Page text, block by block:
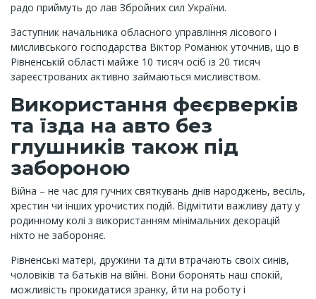
радо приймуть до лав Збройних сил України.
Заступник начальника обласного управління лісового і
мисливського господарства Віктор Романюк уточнив, що в
Рівненській області майже 10 тисяч осіб із 20 тисяч
зареєстрованих активно займаються мисливством.
Використання феєрверків
та їзда на авто без
глушників також під
забороною
Війна – не час для гучних святкувань днів народжень, весіль,
хрестин чи інших урочистих подій. Відмітити важливу дату у
родинному колі з використанням мінімальних декорацій
ніхто не забороняє.
Рівненські матері, дружини та діти втрачають своїх синів,
чоловіків та батьків на війні. Вони боронять наш спокій,
можливість прокидатися зранку, йти на роботу і